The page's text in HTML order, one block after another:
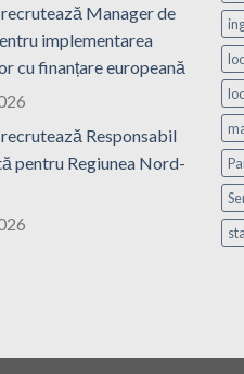
Manager de
implementarea
cu finanțare europeană
Responsabil
pentru Regiunea Nord-